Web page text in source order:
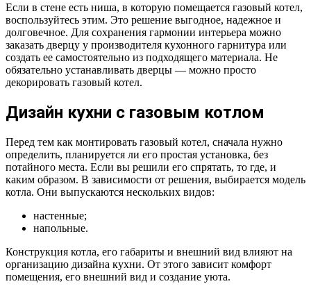
Если в стене есть ниша, в которую помещается газовый котел,
воспользуйтесь этим. Это решение выгодное, надежное и
долговечное. Для сохранения гармонии интерьера можно
заказать дверцу у производителя кухонного гарнитура или
создать ее самостоятельно из подходящего материала. Не
обязательно устанавливать дверцы — можно просто
декорировать газовый котел.
Дизайн кухни с газовым котлом
Перед тем как монтировать газовый котел, сначала нужно
определить, планируется ли его простая установка, без
потайного места. Если вы решили его спрятать, то где, и
каким образом. В зависимости от решения, выбирается модель
котла. Они выпускаются нескольких видов:
настенные;
напольные.
Конструкция котла, его габариты и внешний вид влияют на
организацию дизайна кухни. От этого зависит комфорт
помещения, его внешний вид и создание уюта.